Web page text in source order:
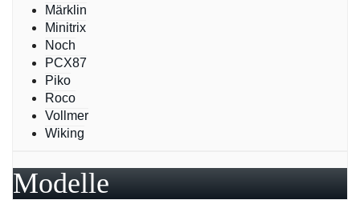
Märklin
Minitrix
Noch
PCX87
Piko
Roco
Vollmer
Wiking
Modelle